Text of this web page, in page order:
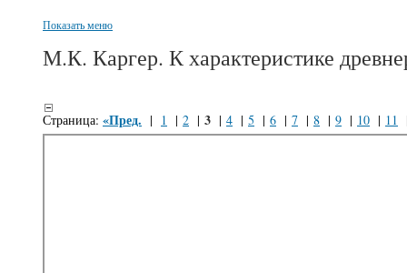
Показать меню
М.К. Каргер. К характеристике
Страница: «Пред. | 1 | 2 | 3 | 4 | 5 | 6 | 7 | 8 | 9 | 10 | 11